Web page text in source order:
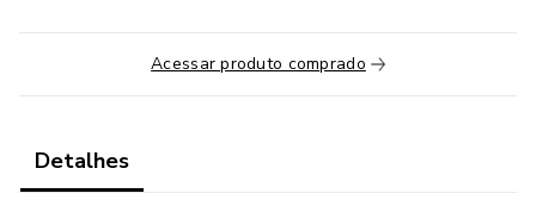
Acessar produto comprado
Detalhes